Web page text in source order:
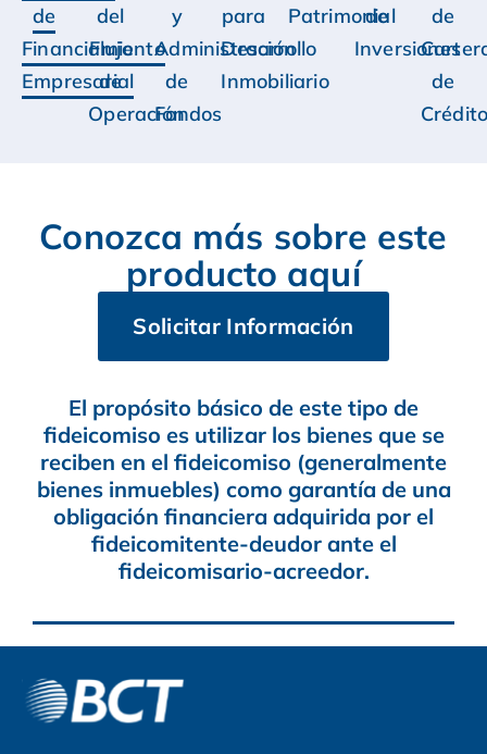
de
Financiamiento
Empresarial
del
Flujo
de
Operación
y
Administración
de
Fondos
para
Desarrollo
Inmobiliario
Patrimonial
de
Inversiones
de
de
Conozca más sobre este
producto aquí
Solicitar Información
El propósito básico de este tipo de
fideicomiso es utilizar los bienes que se
reciben en el fideicomiso (generalmente
bienes inmuebles) como garantía de una
obligación financiera adquirida por el
fideicomitente-deudor ante el
fideicomisario-acreedor.